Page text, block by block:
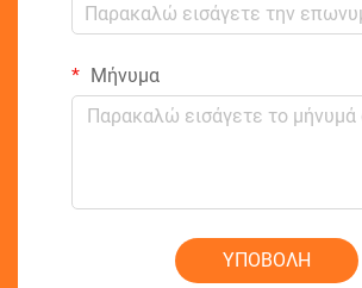
Μήνυμα
ΥΠΟΒΟΛΗ